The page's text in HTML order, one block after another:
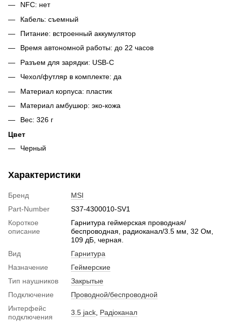
NFC: нет
Кабель: съемный
Питание: встроенный аккумулятор
Время автономной работы: до 22 часов
Разъем для зарядки: USB-C
Чехол/футляр в комплекте: да
Материал корпуса: пластик
Материал амбушюр: эко-кожа
Вес: 326 г
Цвет
Черный
Характеристики
Бренд
MSI
Part-Number
S37-4300010-SV1
Короткое
описание
Гарнитура геймерская проводная/
беспроводная, радиоканал/3.5 мм, 32 Ом,
109 дБ, черная.
Вид
Гарнитура
Назначение
Геймерские
Тип наушников
Закрытые
Подключение
Проводной/беспроводной
Интерфейс
подключения
3.5 jack Радіоканал